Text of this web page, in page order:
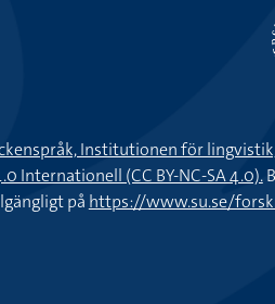
Institutionen för
Internationell (CC BY-NC-SA 4.0).
på https://www.su.se/